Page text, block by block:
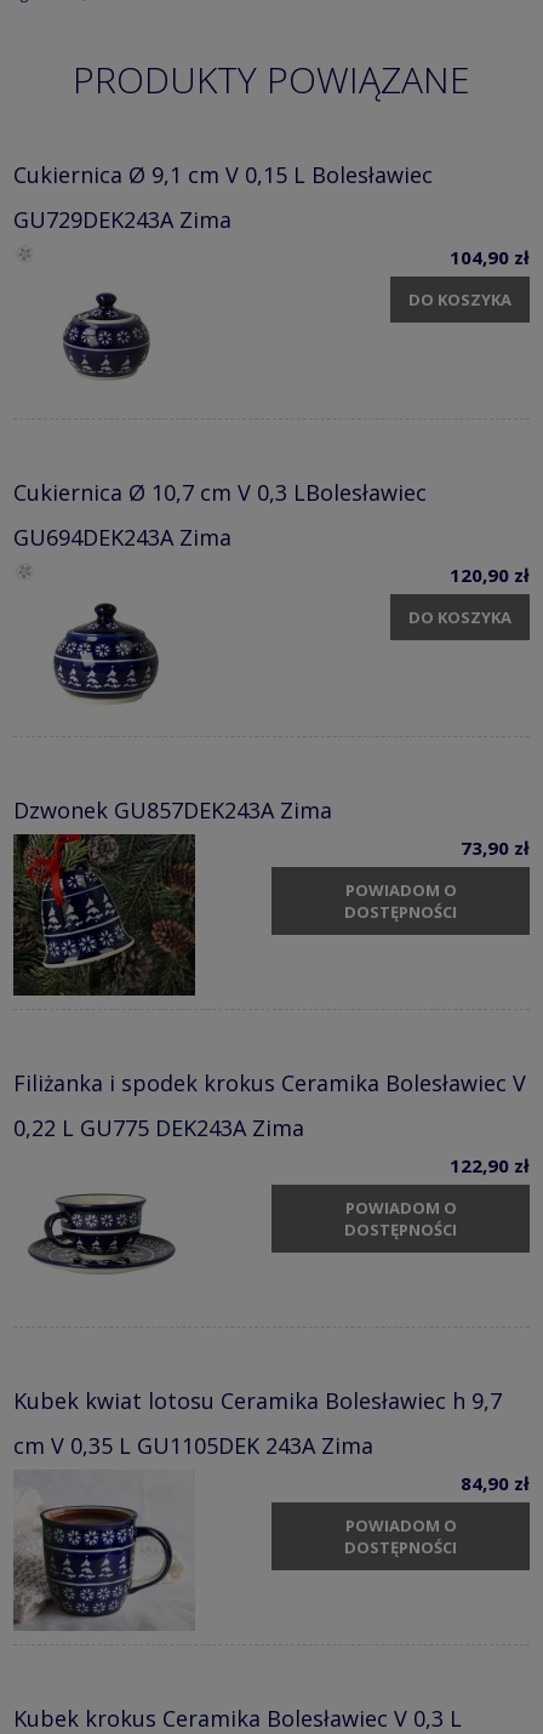
PRODUKTY POWIĄZANE
Cukiernica Ø 9,1 cm V 0,15 L Bolesławiec
GU729DEK243A Zima
104,90 zł
DO KOSZYKA
Cukiernica Ø 10,7 cm V 0,3 LBolesławiec
GU694DEK243A Zima
120,90 zł
DO KOSZYKA
Dzwonek GU857DEK243A Zima
73,90 zł
POWIADOM O
DOSTĘPNOŚCI
Filiżanka i spodek krokus Ceramika Bolesławiec V
0,22 L GU775 DEK243A Zima
122,90 zł
POWIADOM O
DOSTĘPNOŚCI
Kubek kwiat lotosu Ceramika Bolesławiec h 9,7
cm V 0,35 L GU1105DEK 243A Zima
84,90 zł
POWIADOM O
DOSTĘPNOŚCI
Kubek krokus Ceramika Bolesławiec V 0,3 L